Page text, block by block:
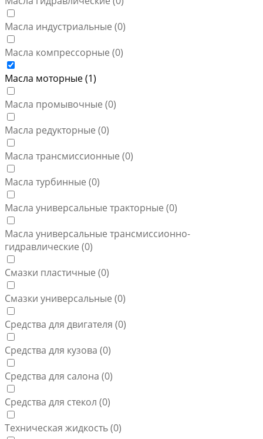
Масла индустриальные (0)
Масла компрессорные (0)
Масла моторные (1)
Масла промывочные (0)
Масла редукторные (0)
Масла трансмиссионные (0)
Масла турбинные (0)
Масла универсальные тракторные (0)
Масла универсальные трансмиссионно-
гидравлические (0)
Смазки пластичные (0)
Смазки универсальные (0)
Средства для двигателя (0)
Средства для кузова (0)
Средства для салона (0)
Средства для стекол (0)
Техническая жидкость (0)